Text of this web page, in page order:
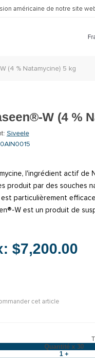
américaine de notre site
(4 % Natamycine) 5 kg
W (4 %
Siveele
l'ingrédient actif de
produit par des souches
est particulièrement
W est un produit de
$7,200.00
cet article
Quantité x 30
1 +